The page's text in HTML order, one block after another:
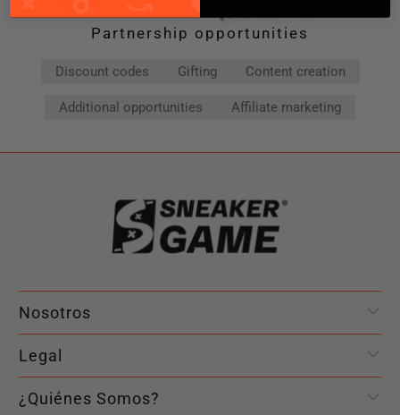
Partnership opportunities
Discount codes Gifting Content creation
Additional opportunities Affiliate marketing
Nosotros
Legal
¿Quiénes Somos?